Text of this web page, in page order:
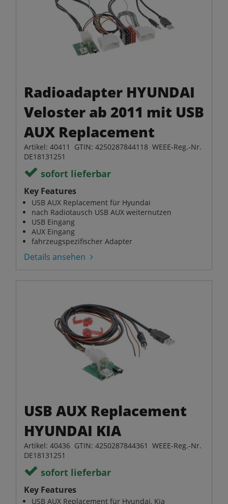
Radioadapter HYUNDAI
Veloster ab 2011 mit USB
AUX Replacement
Artikel: 40411 GTIN: 4250287844118 WEEE-Reg.-Nr.
DE18131251
sofort lieferbar
Key Features
USB AUX Replacement für Hyundai
nach Radiotausch USB AUX weiternutzen
USB Eingang
AUX Eingang
fahrzeugspezifischer Adapter
Details ansehen
USB AUX Replacement
HYUNDAI KIA
Artikel: 40436 GTIN: 4250287844361 WEEE-Reg.-Nr.
DE18131251
sofort lieferbar
Key Features
USB AUX Replacement für Hyundai, Kia